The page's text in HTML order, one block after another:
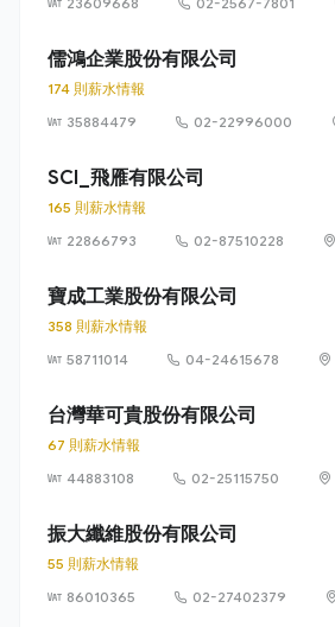
儒鴻企業股份有限公司
174 則薪水情報
35884479
02-22996000
SCI_飛雁有限公司
165 則薪水情報
22866793
02-87510228
寶成工業股份有限公司
358 則薪水情報
58711014
04-24615678
台灣華可貴股份有限公司
67 則薪水情報
44883108
02-25115750
振大纖維股份有限公司
55 則薪水情報
86010365
02-27402379